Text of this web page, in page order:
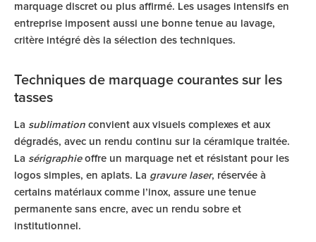
marquage discret ou plus affirmé. Les usages intensifs en
entreprise imposent aussi une bonne tenue au lavage,
critère intégré dès la sélection des techniques.
Techniques de marquage courantes sur les
tasses
La sublimation convient aux visuels complexes et aux
dégradés, avec un rendu continu sur la céramique traitée.
La sérigraphieoffre un marquage net et résistant pour les
logos simples, en aplats. La gravure laser, réservée à
certains matériaux comme l’inox, assure une tenue
permanente sans encre, avec un rendu sobre et
institutionnel.